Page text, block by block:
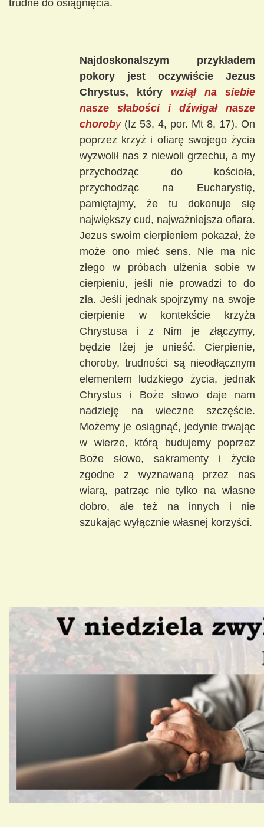
trudne do osiągnięcia.
Najdoskonalszym przykładem
pokory jest oczywiście Jezus
Chrystus, który wziął na siebie
nasze słabości i dźwigał nasze
choroby(Iz 53, 4, por. Mt 8, 17). On
poprzez krzyż i ofiarę swojego życia
wyzwolił nas z niewoli grzechu, a my
przychodząc do kościoła,
przychodząc na Eucharystię,
pamiętajmy, że tu dokonuje się
największy cud, najważniejsza ofiara.
Jezus swoim cierpieniem pokazał, że
może ono mieć sens. Nie ma nic
złego w próbach ulżenia sobie w
cierpieniu, jeśli nie prowadzi to do
zła. Jeśli jednak spojrzymy na swoje
cierpienie w kontekście krzyża
Chrystusa i z Nim je złączymy,
będzie lżej je unieść. Cierpienie,
choroby, trudności są nieodłącznym
elementem ludzkiego życia, jednak
Chrystus i Boże słowo daje nam
nadzieję na wieczne szczęście.
Możemy je osiągnąć, jedynie trwając
w wierze, którą budujemy poprzez
Boże słowo, sakramenty i życie
zgodne z wyznawaną przez nas
wiarą, patrząc nie tylko na własne
dobro, ale też na innych i nie
szukając wyłącznie własnej korzyści.